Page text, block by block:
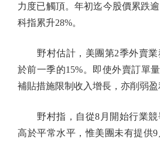
力度已觸頂。年初迄今股價累跌
科指累升28%。
野村估計，美團第2季外賣業
於前一季的15%。即使外賣訂單
補貼措施限制收入增長，亦削弱盈
野村指，自從8月開始行業競
高於平常水平，惟美團未有提供